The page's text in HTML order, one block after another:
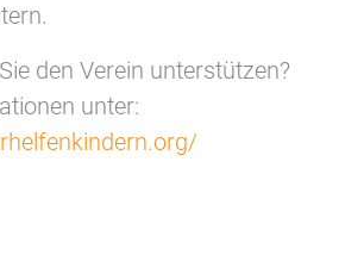
den Verein unterstützen?
unter: